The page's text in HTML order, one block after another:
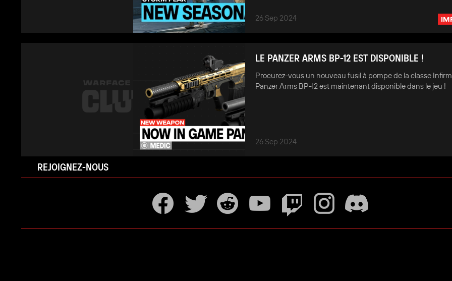
26 Sep 2024
LE PANZER ARMS BP-12 EST DISPONIBLE !
Procurez-vous un nouveau fusil à pompe de la classe
Panzer Arms BP-12 est maintenant disponible dans le jeu !
26 Sep 2024
REJOIGNEZ-NOUS